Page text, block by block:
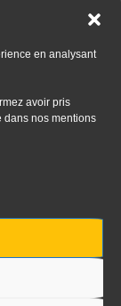
en analysant
avoir pris
dans nos mentions